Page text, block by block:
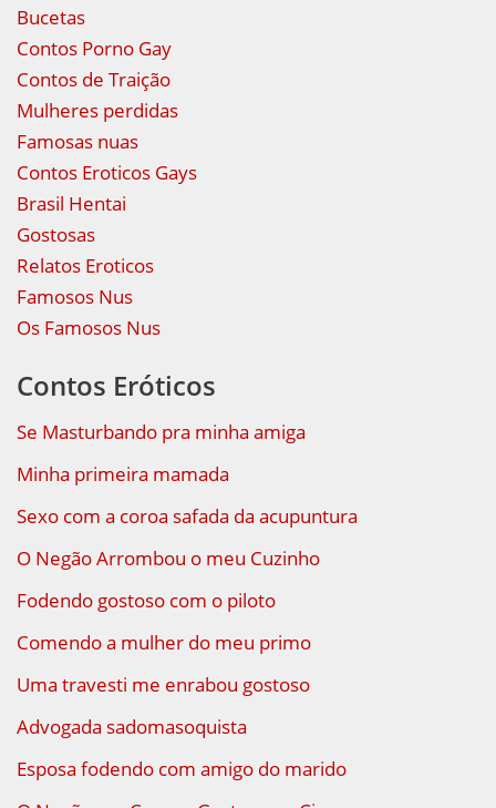
Bucetas
Contos Porno Gay
Contos de Traição
Mulheres perdidas
Famosas nuas
Contos Eroticos Gays
Brasil Hentai
Gostosas
Relatos Eroticos
Famosos Nus
Os Famosos Nus
Contos Eróticos
Se Masturbando pra minha amiga
Minha primeira mamada
Sexo com a coroa safada da acupuntura
O Negão Arrombou o meu Cuzinho
Fodendo gostoso com o piloto
Comendo a mulher do meu primo
Uma travesti me enrabou gostoso
Advogada sadomasoquista
Esposa fodendo com amigo do marido